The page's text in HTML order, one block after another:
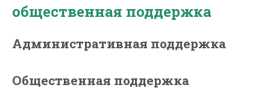
общественная поддержка
Административная поддержка
Общественная поддержка